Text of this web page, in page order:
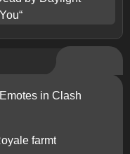
in Clash
farmt